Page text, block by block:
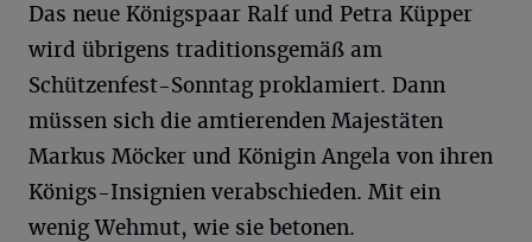
Das neue Königspaar Ralf und Petra Küpper
wird übrigens traditionsgemäß am
Schützenfest-Sonntag proklamiert. Dann
müssen sich die amtierenden Majestäten
Markus Möcker und Königin Angela von ihren
Königs-Insignien verabschieden. Mit ein
wenig Wehmut, wie sie betonen.